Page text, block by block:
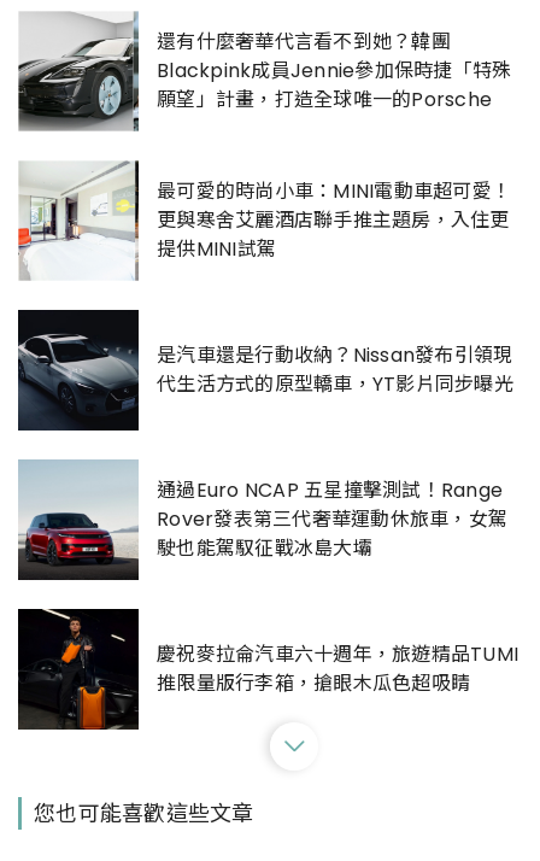
還有什麼奢華代言看不到她？韓團
Blackpink成員Jennie參加保時捷「特殊
願望」計畫，打造全球唯一的Porsche
最可愛的時尚小車：MINI電動車超可愛！
更與寒舍艾麗酒店聯手推主題房，入住更
提供MINI試駕
是汽車還是行動收納？Nissan發布引領現
代生活方式的原型轎車，YT影片同步曝光
通過Euro NCAP 五星撞擊測試！Range
Rover發表第三代奢華運動休旅車，女駕
駛也能駕馭征戰冰島大壩
慶祝麥拉侖汽車六十週年，旅遊精品TUMI
推限量版行李箱，搶眼木瓜色超吸睛
OPEL ASTRA新一代掀背車款正式登台，
您也可能喜歡這些文章